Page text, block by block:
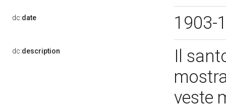
dc:date 1903-
dc:description
Il
veste